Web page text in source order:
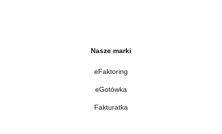
Nasze marki
eFaktoring
eGotówka
Fakturatka